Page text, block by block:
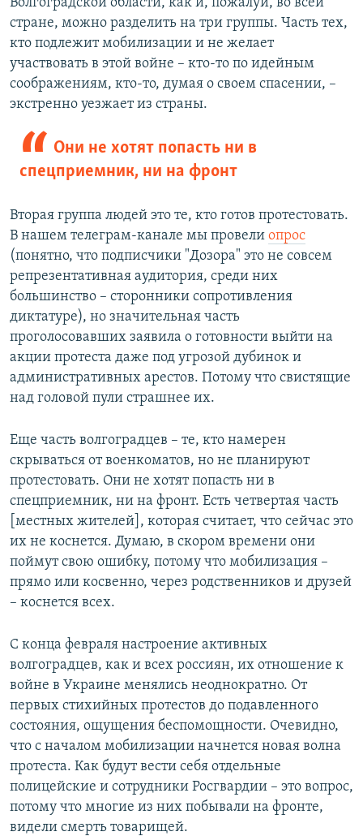
стране, можно разделить на три группы. Часть тех,
кто подлежит мобилизации и не желает
участвовать в этой войне – кто-то по идейным
соображениям, кто-то, думая о своем спасении, –
экстренно уезжает из страны.
Они не хотят попасть ни в
спецприемник, ни на фронт
Вторая группа людей это те, кто готов протестовать.
В нашем телеграм-канале мы провели опрос
(понятно, что подписчики "Дозора" это не совсем
репрезентативная аудитория, среди них
большинство – сторонники сопротивления
диктатуре), но значительная часть
проголосовавших заявила о готовности выйти на
акции протеста даже под угрозой дубинок и
административных арестов. Потому что свистящие
над головой пули страшнее их.
Еще часть волгоградцев – те, кто намерен
скрываться от военкоматов, но не планируют
протестовать. Они не хотят попасть ни в
спецприемник, ни на фронт. Есть четвертая часть
[местных жителей], которая считает, что сейчас это
их не коснется. Думаю, в скором времени они
поймут свою ошибку, потому что мобилизация –
прямо или косвенно, через родственников и друзей
– коснется всех.
С конца февраля настроение активных
волгоградцев, как и всех россиян, их отношение к
войне в Украине менялись неоднократно. От
первых стихийных протестов до подавленного
состояния, ощущения беспомощности. Очевидно,
что с началом мобилизации начнется новая волна
протеста. Как будут вести себя отдельные
полицейские и сотрудники Росгвардии – это вопрос,
потому что многие из них побывали на фронте,
видели смерть товарищей.